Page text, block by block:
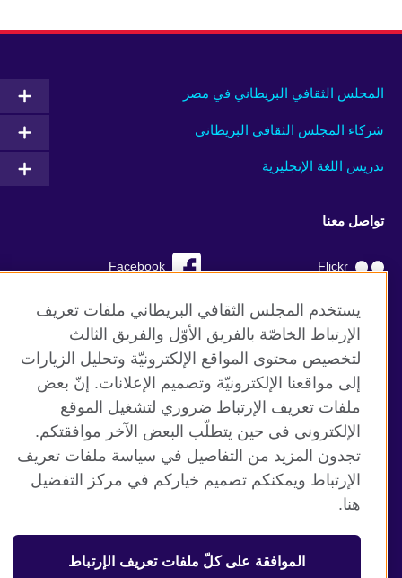
المجلس الثقافي البريطاني في مصر
شركاء المجلس الثقافي البريطاني
تدريس اللغة الإنجليزية
تواصل معنا
Facebook Flickr
YouTube RSS
TikTok
موقع المجلس الثقافي البريطاني العالمي
الخصوصية وشروط الاستخدام
ملفات تعريف الإرتباط
خارطة الموقع
يستخدم المجلس الثقافي البريطاني ملفات تعريف
الإرتباط الخاصّة بالفريق الأوّل والفريق الثالث
لتخصيص محتوى المواقع الإلكترونيّة وتحليل الزيارات
إلى مواقعنا الإلكترونيّة وتصميم الإعلانات. إنّ بعض
ملفات تعريف الإرتباط ضروري لتشغيل الموقع
الإلكتروني في حين يتطلّب البعض الآخر موافقتكم.
تجدون المزيد من التفاصيل في سياسة ملفات تعريف
الإرتباط ويمكنكم تصميم خياركم في مركز التفضيل
هنا.
الموافقة على كلّ ملفات تعريف الإرتباط